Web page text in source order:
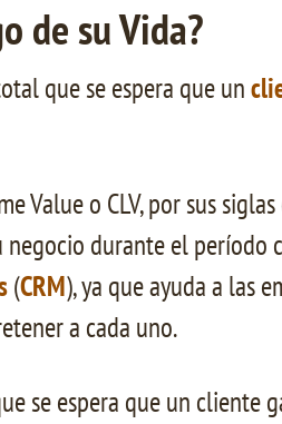
de su Vida?
que se espera que un
Value o CLV, por sus
durante el período
(CRM), ya que ayuda a las
a cada uno.
se espera que un cliente